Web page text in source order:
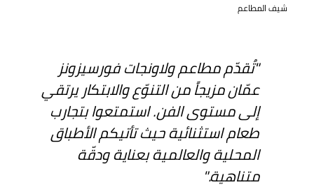
شيف المطاعم
"تُقدّم مطاعم ولاونجات فورسيزونز
عمّان مزيجاً من التنوّع والابتكار يرتقي
إلى مستوى الفن. استمتعوا بتجارب
طعام استثنائية حيث تأتيكم الأطباق
المحلية والعالمية بعناية ودقّة
متناهية."